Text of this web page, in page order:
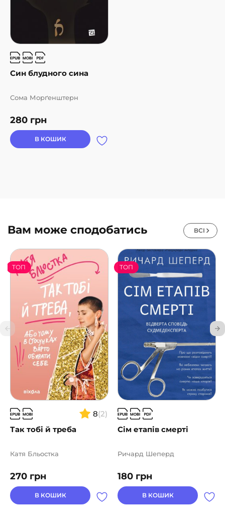
Син блудного сина
280 грн
Сома Морґенштерн
В КОШИК
Вам може сподобатись ВСІ
8(2)
Так тобі й треба
ТОП
270 грн
Катя Бльостка
В КОШИК
Сім етапів смерті
ТОП
180 грн
Ричард Шеперд
В КОШИК